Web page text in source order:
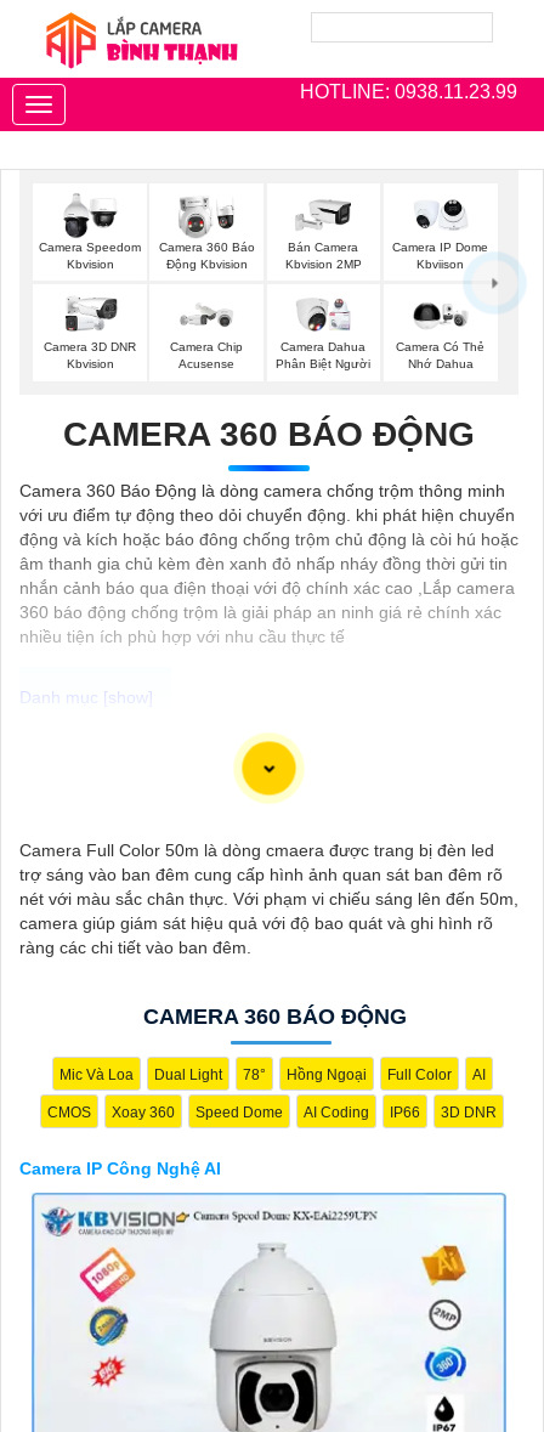
HOTLINE: 0938.11.23.99
Toggle
navigation
Camera Speedom
Kbvision
Camera 360 Báo
Động Kbvision
Bán Camera
Kbvision 2MP
Camera IP Dome
Kbviison
Camera 3D DNR
Kbvision
Camera Chip
Acusense
Camera Dahua
Phân Biệt Người
Camera Có Thẻ
Nhớ Dahua
CAMERA 360 BÁO ĐỘNG
Camera 360 Báo Động là dòng camera chống trộm thông minh
với ưu điểm tự động theo dỏi chuyển động. khi phát hiện chuyển
động và kích hoặc báo đông chống trộm chủ động là còi hú hoặc
âm thanh gia chủ kèm đèn xanh đỏ nhấp nháy đồng thời gửi tin
nhắn cảnh báo qua điện thoại với độ chính xác cao ,Lắp camera
360 báo động chống trộm là giải pháp an ninh giá rẻ chính xác
nhiều tiện ích phù hợp với nhu cầu thực tế
Camera IP Công Nghệ AI là lựa chọn tối ưu cho hệ thống giám
sát an ninh, với khả năng nhận diện thông minh và tự động phân
tích hình ảnh. Nhờ vào trí tuệ nhân tạo, camera có thể phát hiện
chính xác cao. Hệ thống giám sát không chỉ giúp tối ưu hóa quá
trình theo dõi mà còn tăng cường hiệu quả bảo vệ an ninh, đáp
ứng yêu cầu khắt khe của các môi trường giám sát chuyên
nghiệp. Tính năng kết nối linh hoạt và dễ dàng quản lý qua các
ứng dụng hoặc nền tảng web mang lại sự tiện lợi tối đa cho
Camera Full Color 50m là dòng cmaera được trang bị đèn led
trợ sáng vào ban đêm cung cấp hình ảnh quan sát ban đêm rõ
nét với màu sắc chân thực. Với phạm vi chiếu sáng lên đến 50m,
camera giúp giám sát hiệu quả với độ bao quát và ghi hình rõ
ràng các chi tiết vào ban đêm.
CAMERA 360 BÁO ĐỘNG
Mic Và Loa Dual Light 78° Hồng Ngoại Full Color AI
CMOS Xoay 360 Speed Dome AI Coding IP66 3D DNR
Camera IP Công Nghệ AI